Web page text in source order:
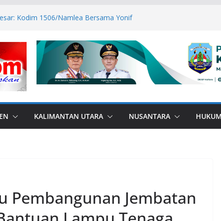
RI, Bendera Merah Putih 81 Meter
Mulai Pembangunan Jembatan
Ilath
Sabri Canangkan BSPS 2026, 916
Dapat Bantuan
RANA di Perbatasan, Bupati Nunukan
ASN Tetap Dibayarkan
KALIMANTAN UTARA NUSANTARA
Pembangunan Jembatan